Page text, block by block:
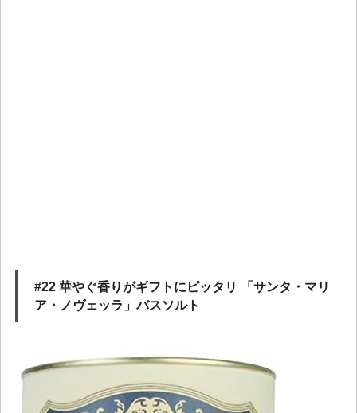
#22 華やぐ香りがギフトにピッタリ 「サンタ・マリ
ア・ノヴェッラ」バスソルト